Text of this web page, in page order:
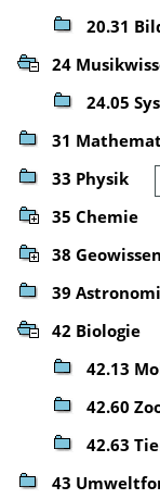
20.31
24
24.05
31
33 Physik
35 Chemie
38
39
42 Biologie
42.13
42.60
42.63
43